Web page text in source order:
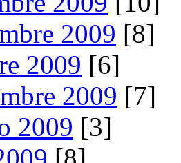
2009 [8]
2009 [6]
2009 [7]
2009 [3]